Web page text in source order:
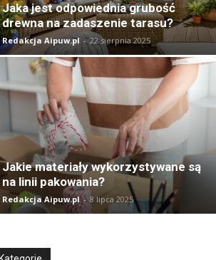
Jaka jest odpowiednia grubość
drewna na zadaszenie tarasu?
Redakcja Aipuw.pl - 22 sierpnia 2025
Jakie materiały wykorzystywane są
na linii pakowania?
Redakcja Aipuw.pl - 8 lipca 2025